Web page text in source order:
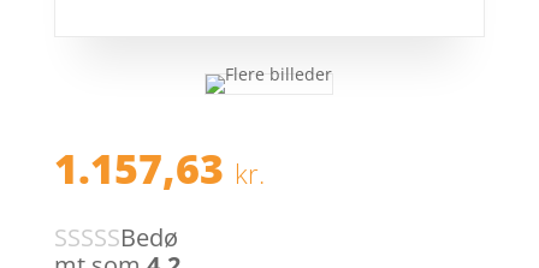
1.157,63 kr.
Bedø